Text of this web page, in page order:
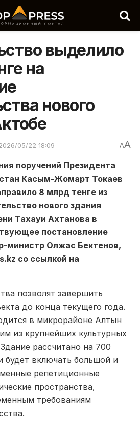
выделило
на
нового
05/22 18:09 AA
поручений Президента
Касым-Жомарт Токаев
8 млрд тенге из
нового здания
Тахауи Ахтанова в
постановление
министр Олжас Бектенов,
со ссылкой на
позволят завершить
до конца текущего года.
в микрорайоне Алтын
из крупнейших культурных
рассчитано на 700
будет включать большой и
репетиционные
пространства,
требованиям